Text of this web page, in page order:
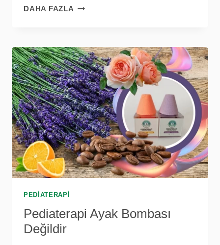
DAHA FAZLA PEDIATERAPI
PEDIATERAPI
Pediaterapi Ayak Bombası
Değildir